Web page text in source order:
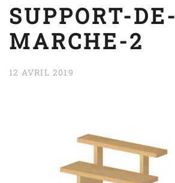
SUPPORT-DE-
MARCHE-2
12 AVRIL 2019